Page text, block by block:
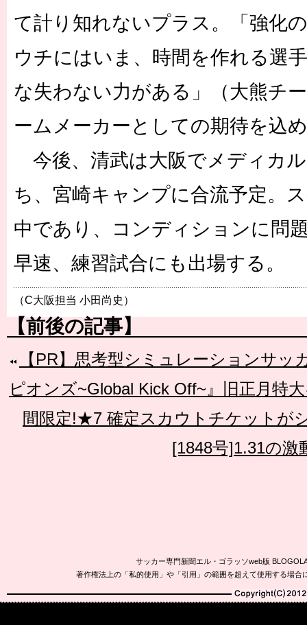
て計り知れないプラス。「強化
ウチにはいま、時間を作れる選
な失わない力がある」（大熊チ
ームメーカーとしての期待を込
今後、清武は大阪でメディカ
ち、宮崎キャンプに合流予定。
中であり、コンディションに問
早速、練習試合にも出場する。
（C大阪担当 小田尚史）
【前後の記事】
【PR】思考型シミュレーションサッ
ピオンズ~Global Kick Off~』旧正月特
間限定!★7 確定スカウトチケットが
[1848号]1.31の激
サッカー専門新聞エル・ゴラッソweb版
著作権法上の「私的使用」や「引用」の範囲を超えて使用する場
Copyright(C)2010-